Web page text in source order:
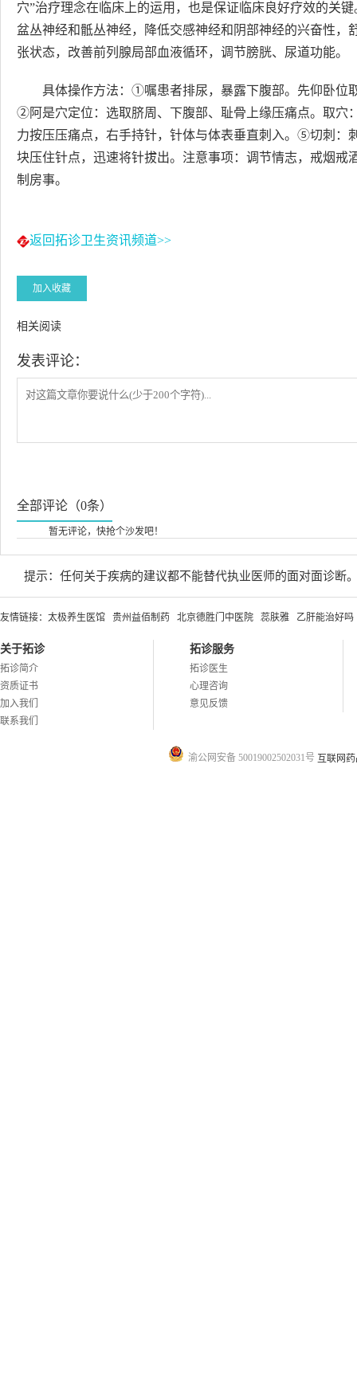
穴”治疗理念在临床上的运用，也是保证临床良好疗效的关
盆丛神经和骶丛神经，降低交感神经和阴部神经的兴奋性
张状态，改善前列腺局部血液循环，调节膀胱、尿道功能。
具体操作方法：①嘱患者排尿，暴露下腹部。先仰卧位
②阿是穴定位：选取脐周、下腹部、耻骨上缘压痛点。取
力按压压痛点，右手持针，针体与体表垂直刺入。⑤切刺
块压住针点，迅速将针拔出。注意事项：调节情志，戒烟
制房事。
返回拓诊卫生资讯频道>>
加入收藏
相关阅读
发表评论：
全部评论（0条）
暂无评论，快抢个沙发吧！
提示：任何关于疾病的建议都不能替代执业医师的面对面诊断
友情链接： 太极养生医馆 贵州益佰制药 北京德胜门中医院 蕊肤雅 乙肝能治好吗
关于拓诊
拓诊简介
资质证书
加入我们
联系我们
拓诊服务
拓诊医生
心理咨询
意见反馈
渝公网安备 50019002502031号 互联网